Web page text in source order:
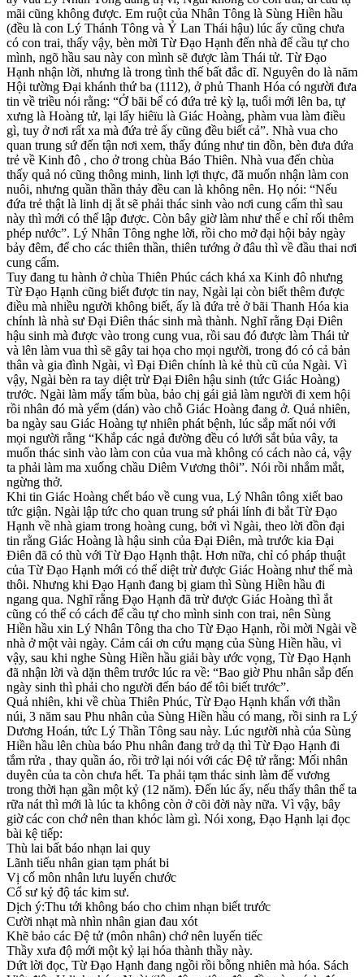
mãi cũng không được. Em ruột của Nhân Tông là Sùng Hiền hầu
(đều là con Lý Thánh Tông và Ỷ Lan Thái hậu) lúc ấy cũng chưa
có con trai, thấy vậy, bèn mời Từ Đạo Hạnh đến nhà để cầu tự cho
mình, ngõ hầu sau này con mình sẽ được làm Thái tử. Từ Đạo
Hạnh nhận lời, nhưng là trong tình thế bất đắc dĩ. Nguyên do là năm
Hội tường Đại khánh thứ ba (1112), ở phủ Thanh Hóa có người đưa
tin về triều nói rằng: “Ở bãi bể có đứa trẻ kỳ lạ, tuổi mới lên ba, tự
xưng là Hoàng tử, lại lấy hiêïu là Giác Hoàng, phàm vua làm điều
gì, tuy ở nơi rất xa mà đứa trẻ ấy cũng đều biết cả”. Nhà vua cho
quan trung sứ đến tận nơi xem, thấy đúng như tin đồn, bèn đưa đứa
trẻ về Kinh đô , cho ở trong chùa Báo Thiên. Nhà vua đến chùa
thấy quả nó cũng thông minh, linh lợi thực, đã muốn nhận làm con
nuôi, nhưng quần thần thảy đều can là không nên. Họ nói: “Nếu
đứa trẻ thật là linh dị ắt sẽ phải thác sinh vào nơi cung cấm thì sau
này thì mới có thể lập được. Còn bây giờ làm như thế e chỉ rối thêm
phép nước”. Lý Nhân Tông nghe lời, rồi cho mở đại hội bảy ngày
bảy đêm, để cho các thiên thần, thiên tướng ở đâu thì về đầu thai nơi
cung cấm.
Tuy đang tu hành ở chùa Thiên Phúc cách khá xa Kinh đô nhưng
Từ Đạo Hạnh cũng biết được tin nay, Ngài lại còn biết thêm được
điều mà nhiều người không biết, ấy là đứa trẻ ở bãi Thanh Hóa kia
chính là nhà sư Đại Điên thác sinh mà thành. Nghĩ rằng Đại Điên
hậu sinh mà được vào trong cung vua, rồi sau đó được làm Thái tử
và lên làm vua thì sẽ gây tai họa cho mọi người, trong đó có cả bản
thân và gia đình Ngài, vì Đại Điên chính là kẻ thù cũ của Ngài. Vì
vậy, Ngài bèn ra tay diệt trừ Đại Điên hậu sinh (tức Giác Hoàng)
trước. Ngài làm mấy tấm bùa, bảo chị gái giả làm người đi xem hội
rồi nhân đó mà yểm (dán) vào chỗ Giác Hoàng đang ở. Quả nhiên,
ba ngày sau Giác Hoàng tự nhiên phát bệnh, lúc sắp mất nói với
mọi người rằng “Khắp các ngả đường đều có lưới sắt bủa vây, ta
muốn thác sinh vào làm con của vua mà không có cách nào cả, vậy
ta phải làm ma xuống chầu Diêm Vương thôi”. Nói rồi nhắm mắt,
ngừng thở.
Khi tin Giác Hoàng chết báo về cung vua, Lý Nhân tông xiết bao
tức giận. Ngài lập tức cho quan trung sứ phái lính đi bắt Từ Đạo
Hạnh về nhà giam trong hoàng cung, bởi vì Ngài, theo lời đồn đại
tin rằng Giác Hoàng là hậu sinh của Đại Điên, mà trước kia Đại
Điên đã có thù với Từ Đạo Hạnh thật. Hơn nữa, chỉ có pháp thuật
của Từ Đạo Hạnh mới có thể diệt trừ được Giác Hoàng như thế mà
thôi. Nhưng khi Đạo Hạnh đang bị giam thì Sùng Hiền hầu đi
ngang qua. Nghĩ rằng Đạo Hạnh đã trừ được Giác Hoàng thì ắt
cũng có thể có cách để cầu tự cho mình sinh con trai, nên Sùng
Hiền hầu xin Lý Nhân Tông tha cho Từ Đạo Hạnh, rồi mời Ngài về
nhà ở một vài ngày. Cảm cái ơn cứu mạng của Sùng Hiền hầu, vì
vậy, sau khi nghe Sùng Hiền hầu giải bày ước vọng, Từ Đạo Hạnh
đã nhận lời và dặn thêm trước lúc ra về: “Bao giờ Phu nhân sắp đến
ngày sinh thì phải cho người đến báo để tôi biết trước”.
Quả nhiên, khi về chùa Thiên Phúc, Từ Đạo Hạnh khẩn với thần
núi, 3 năm sau Phu nhân của Sùng Hiền hầu có mang, rồi sinh ra Lý
Dương Hoán, tức Lý Thần Tông sau này. Lúc người nhà của Sùng
Hiền hầu lên chùa báo Phu nhân đang trở dạ thì Từ Đạo Hạnh đi
tắm rửa , thay quần áo, rồi trở lại nói với các Đệ tử rằng: Mối nhân
duyên của ta còn chưa hết. Ta phải tạm thác sinh làm đế vương
trong thời hạn gần một kỷ (12 năm). Đến lúc ấy, nếu thấy thân thể ta
rữa nát thì mới là lúc ta không còn ở cõi đời này nữa. Vì vậy, bây
giờ các con chớ nên than khóc làm gì. Nói xong, Đạo Hạnh lại đọc
bài kệ tiếp:
Thù lai bất báo nhạn lai quy
Lãnh tiếu nhân gian tạm phát bi
Vị cố môn nhân lưu luyến chước
Cổ sư kỷ độ tác kim sư.
Dịch ý:Thu tới không báo cho chim nhạn biết trước
Cười nhạt mà nhìn nhân gian đau xót
Khẽ bảo các Đệ tử (môn nhân) chớ nên luyến tiếc
Thầy xưa độ mới một kỷ lại hóa thành thầy này.
Dứt lời đọc, Từ Đạo Hạnh đang ngồi rồi bỗng nhiên mà hóa. Sách